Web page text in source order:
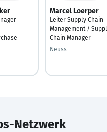
Marcel Loerper
Leiter Supply Chain
Management /
Chain Manager
Neuss
Netzwerk